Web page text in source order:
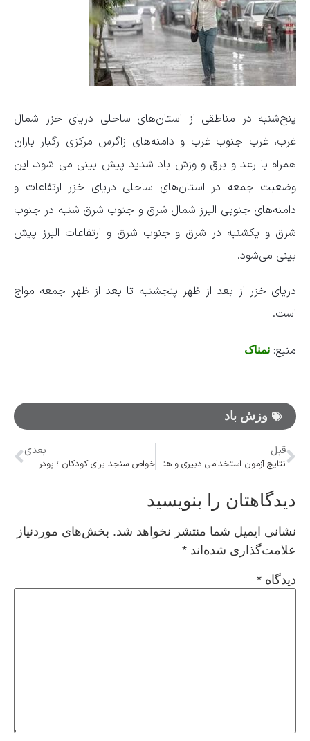
پنج‌شنبه در مناطقی از استان‌های ساحلی دریای خزر شمال
غرب، غرب جنوب غرب و دامنه‌های زاگرس مرکزی رگبار باران
همراه با رعد و برق و وزش باد شدید پیش بینی می شود، این
وضعیت جمعه در استان‌های ساحلی دریای خزر ارتفاعات و
دامنه‌های جنوبی البرز شمال شرق و جنوب شرق شنبه در جنوب
شرق و یکشنبه در شرق و جنوب شرق و ارتفاعات البرز پیش
بینی می‌شود.
دریای خزر از بعد از ظهر پنجشنبه تا بعد از ظهر جمعه مواج
است.
منبع: نمناک
وزش باد
قبل
نتایج آزمون استخدامی دبیری و هنرآموزی اعلام شد
بعدی
خواص سنجد برای کودکان ؛ پودر سنجد قد کودک را بلند میکند؟
دیدگاهتان را بنویسید
نشانی ایمیل شما منتشر نخواهد شد. بخش‌های موردنیاز
علامت‌گذاری شده‌اند *
دیدگاه *